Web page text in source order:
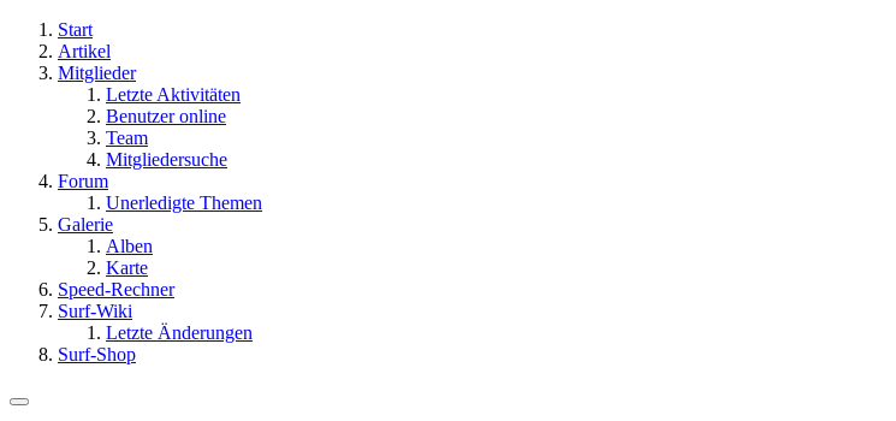
Start
Artikel
Mitglieder
Letzte Aktivitäten
Benutzer online
Team
Mitgliedersuche
Forum
Unerledigte Themen
Galerie
Alben
Karte
Speed-Rechner
Surf-Wiki
Letzte Änderungen
Surf-Shop